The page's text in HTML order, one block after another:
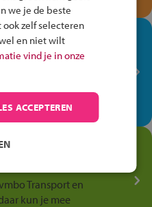
ben je op je
het vmbo jouw talent
waar elke dag
in de
Transport en
kun je mee
we je de beste
zelf selecteren
en niet wilt
vind je in onze
ACCEPTEREN